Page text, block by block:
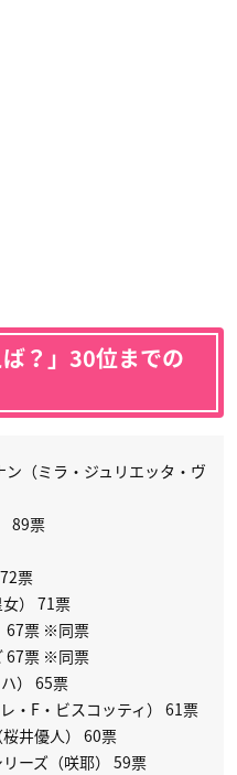
ば？」30位までの
（ミラ・ジュリエッタ・ヴ
89票
票
） 71票
67票 ※同票
67票 ※同票
） 65票
・F・ビスコッティ） 61票
井優人） 60票
ーズ（咲耶） 59票